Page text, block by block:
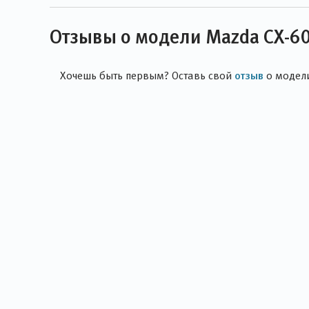
Отзывы о модели Mazda CX-
Хочешь быть первым? Оставь свой отзыв о